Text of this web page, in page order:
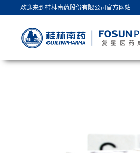
欢迎来到桂林南药股份有限公司官方网站